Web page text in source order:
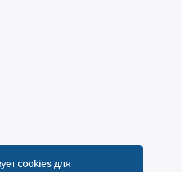
cookies для